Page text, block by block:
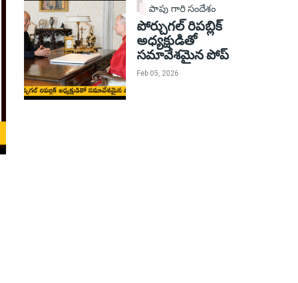
పాపు గారి సందేశం
పోర్చుగల్ రిపబ్లిక్
అధ్యక్షుడితో
సమావేశమైన పోప్
Feb 05, 2026